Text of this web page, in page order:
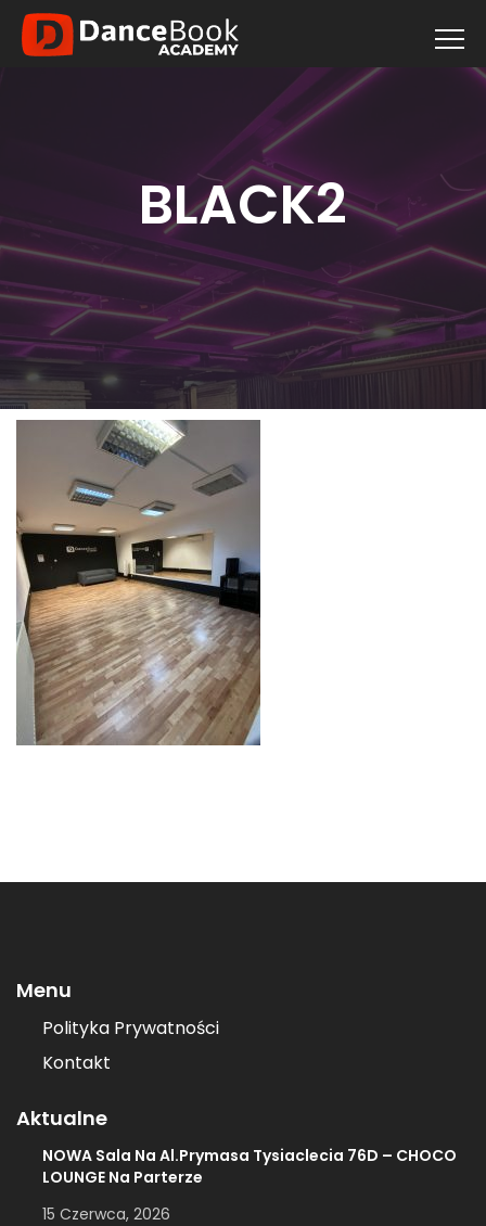
BLACK2
Menu
Polityka Prywatności
Kontakt
Aktualne
NOWA Sala Na Al.Prymasa Tysiaclecia 76D – CHOCO
LOUNGE Na Parterze
15 Czerwca, 2026